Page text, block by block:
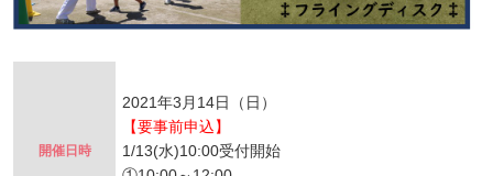
開催日時
2021年3月14日（日）
【要事前申込】
1/13(水)10:00受付開始